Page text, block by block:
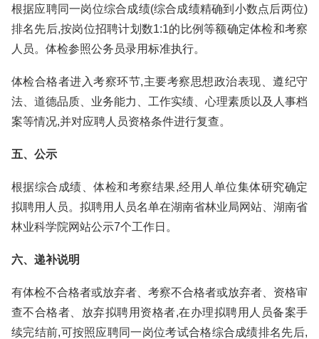
根据应聘同一岗位综合成绩(综合成绩精确到小数点后两位)
排名先后,按岗位招聘计划数1:1的比例等额确定体检和考察
人员。体检参照公务员录用标准执行。
体检合格者进入考察环节,主要考察思想政治表现、遵纪守
法、道德品质、业务能力、工作实绩、心理素质以及人事档
案等情况,并对应聘人员资格条件进行复查。
五、公示
根据综合成绩、体检和考察结果,经用人单位集体研究确定
拟聘用人员。拟聘用人员名单在湖南省林业局网站、湖南省
林业科学院网站公示7个工作日。
六、递补说明
有体检不合格者或放弃者、考察不合格者或放弃者、资格审
查不合格者、放弃拟聘用资格者,在办理拟聘用人员备案手
续完结前,可按照应聘同一岗位考试合格综合成绩排名先后,